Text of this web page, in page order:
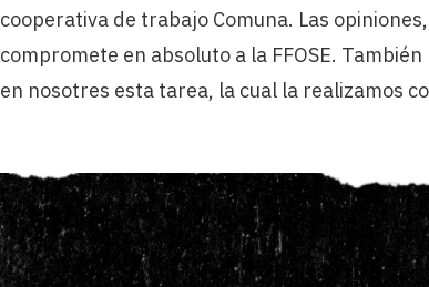
cooperativa de trabajo Comuna. Las
compromete en absoluto a la FFOSE.
en nosotres esta tarea, la cual la realizamos